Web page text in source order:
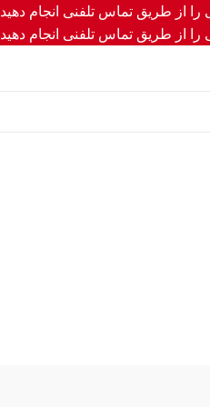
را از طریق تماس تلفنی انجام دهید
را از طریق تماس تلفنی انجام دهید